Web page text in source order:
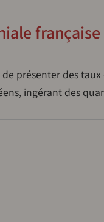
française
présenter des taux
ingérant des